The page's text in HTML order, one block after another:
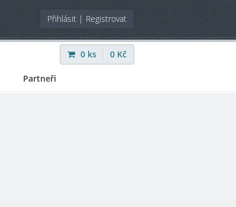
Přihlásit | Registrovat
0 ks 0 Kč
Partneři